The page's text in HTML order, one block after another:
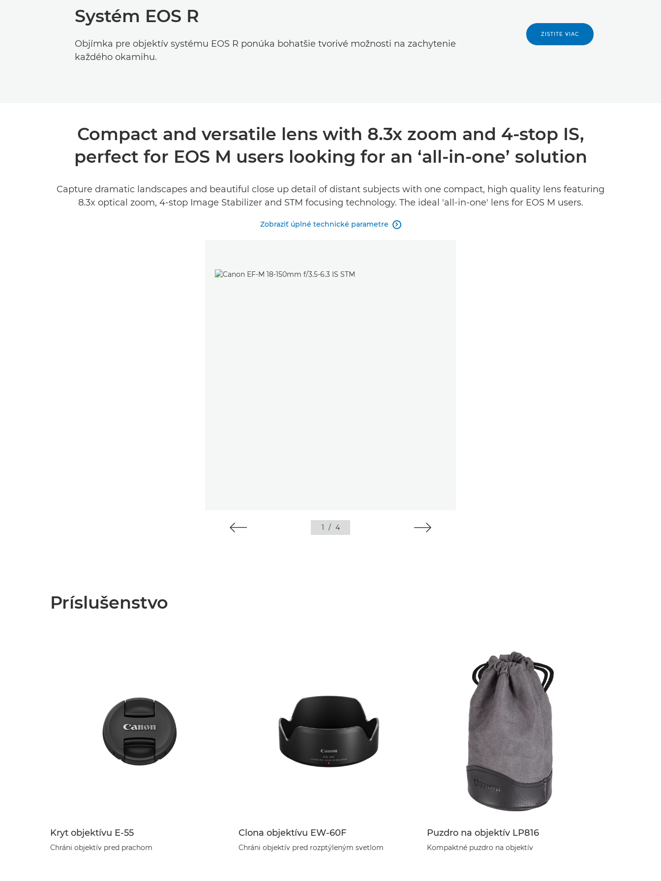
Systém EOS R
Objímka pre objektív systému EOS R ponúka bohatšie tvorivé možnosti na zachytenie
každého okamihu.
ZISTITE VIAC
Compact and versatile lens with 8.3x zoom and 4-stop IS,
perfect for EOS M users looking for an ‘all-in-one’ solution
Capture dramatic landscapes and beautiful close up detail of distant subjects with one compact, high quality lens featuring
8.3x optical zoom, 4-stop Image Stabilizer and STM focusing technology. The ideal 'all-in-one' lens for EOS M users.
Zobraziť úplné technické parametre 
1 / 4
Príslušenstvo
Kryt objektívu E-55
Chráni objektív pred prachom
Clona objektívu EW-60F
Chráni objektív pred rozptýleným svetlom
Puzdro na objektív LP816
Kompaktné puzdro na objektív